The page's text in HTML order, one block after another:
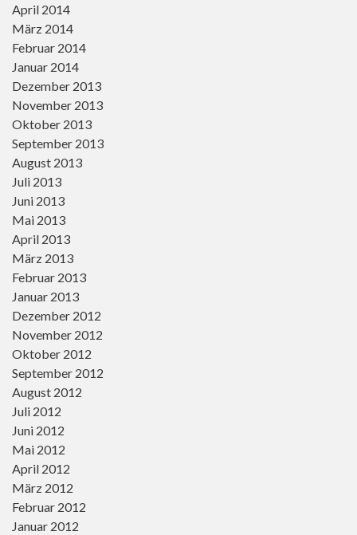
April 2014
März 2014
Februar 2014
Januar 2014
Dezember 2013
November 2013
Oktober 2013
September 2013
August 2013
Juli 2013
Juni 2013
Mai 2013
April 2013
März 2013
Februar 2013
Januar 2013
Dezember 2012
November 2012
Oktober 2012
September 2012
August 2012
Juli 2012
Juni 2012
Mai 2012
April 2012
März 2012
Februar 2012
Januar 2012